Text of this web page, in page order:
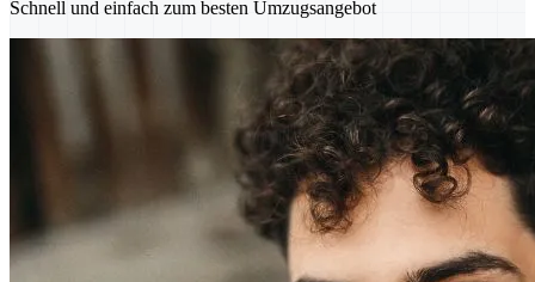
Schnell und einfach zum besten Umzugsangebot